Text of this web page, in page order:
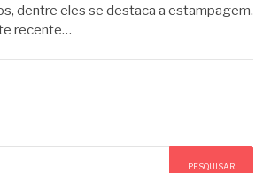
dentre eles se destaca a estampagem.
recente…
PESQUISAR